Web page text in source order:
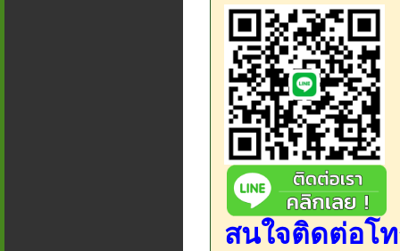
สนใจติดต่อโ